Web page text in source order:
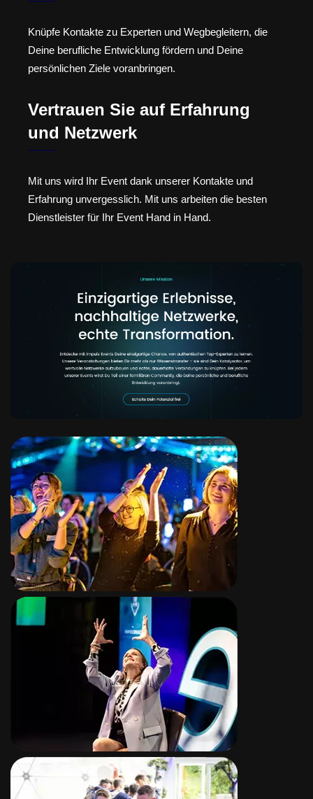
Knüpfe Kontakte zu Experten und Wegbegleitern, die
Deine berufliche Entwicklung fördern und Deine
persönlichen Ziele voranbringen.
Vertrauen Sie auf Erfahrung
und Netzwerk
Mit uns wird Ihr Event dank unserer Kontakte und
Erfahrung unvergesslich. Mit uns arbeiten die besten
Dienstleister für Ihr Event Hand in Hand.